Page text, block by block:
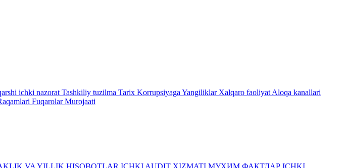
ichki nazorat Tashkiliy tuzilma Tarix Korrupsiyaga Yangiliklar Xalqaro faoliyat Aloqa kanallari
Fuqarolar Murojaati
VA YILLIK HISOBOTLAR ICHKI AUDIT XIZMATI МУХИМ ФАКТЛАР ICHKI